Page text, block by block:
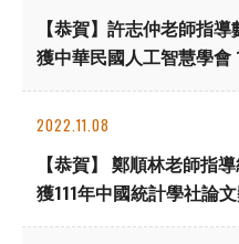
【恭賀】許志仲老師指
獲中華民國人工智慧學會
2022.11.08
【恭賀】 鄭順林老師指
獲111年中國統計學社論